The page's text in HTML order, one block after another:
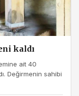
kaldı
ait 40
Değirmenin sahibi